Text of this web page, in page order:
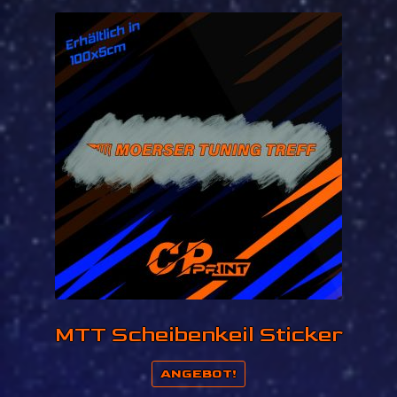
MTT Scheibenkeil Sticker
ANGEBOT!